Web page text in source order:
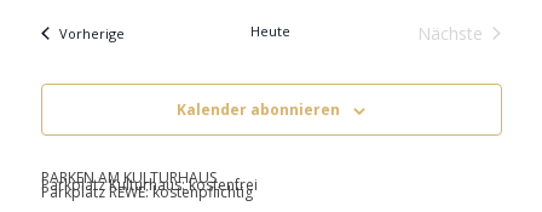
VorherigeVeranstaltungen Heute
Nächste
Kalender abonnieren
PARKEN AM KULTURHAUS
Parkplatz Kulturhaus: kostenfrei
Parkplatz REWE: kostenpflichtig